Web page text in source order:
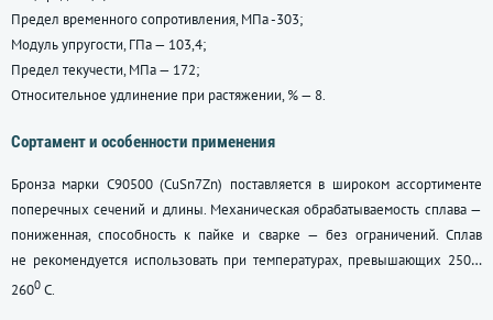
Предел временного сопротивления, МПа -303;
Модуль упругости, ГПа — 103,4;
Предел текучести, МПа — 172;
Относительное удлинение при растяжении, % — 8.
Сортамент и особенности применения
Бронза марки С90500 (CuSn7Zn) поставляется в широком ассортименте
поперечных сечений и длины. Механическая обрабатываемость сплава —
пониженная, способность к пайке и сварке — без ограничений. Сплав
не рекомендуется использовать при температурах, превышающих 250…
2600 С.